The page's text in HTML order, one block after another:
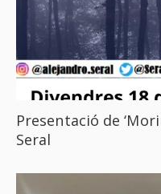
Presentació de
Seral